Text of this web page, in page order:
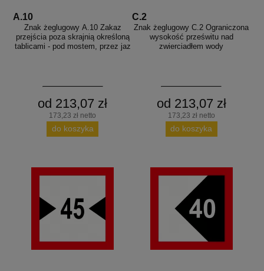
A.10
Znak żeglugowy A.10 Zakaz
przejścia poza skrajnią określoną
tablicami - pod mostem, przez jaz
od 213,07 zł
173,23 zł netto
do koszyka
C.2
Znak żeglugowy C.2 Ograniczona
wysokość prześwitu nad
zwierciadłem wody
od 213,07 zł
173,23 zł netto
do koszyka